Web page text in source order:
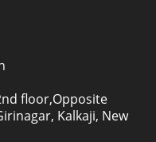
floor,Opposite
Kalkaji, New